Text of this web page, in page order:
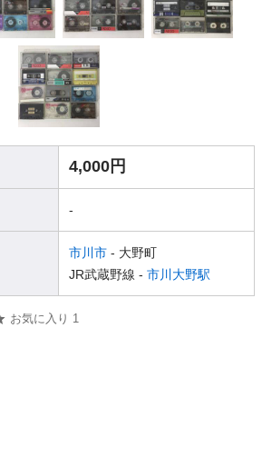
4,000円
-
市川市 - 大野町
JR武蔵野線 - 市川大野駅
お気に入り 1